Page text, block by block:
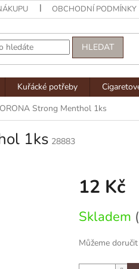
OBCHODNÍ PODMÍNKY
HLEDAT
Kuřácké potřeby
Strong Menthol 1ks
1ks 28883
12 Kč
cena:
Skladem
Můžeme